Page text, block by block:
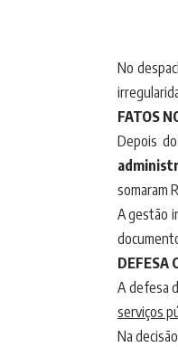
No
FATOS
Depois
somaram
A gestão
DEFESA
A defesa
serviços
Na